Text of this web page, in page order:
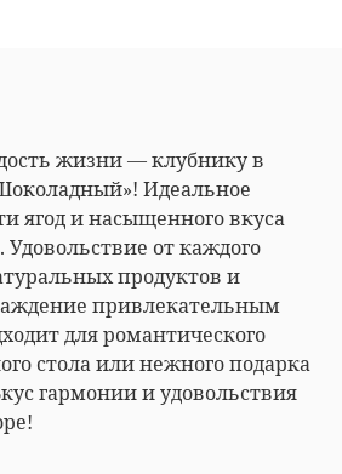
жизни — клубнику в
Идеальное
ягод и насыщенного вкуса
от каждого
продуктов и
привлекательным
для романтического
стола или нежного подарка
гармонии и удовольствия